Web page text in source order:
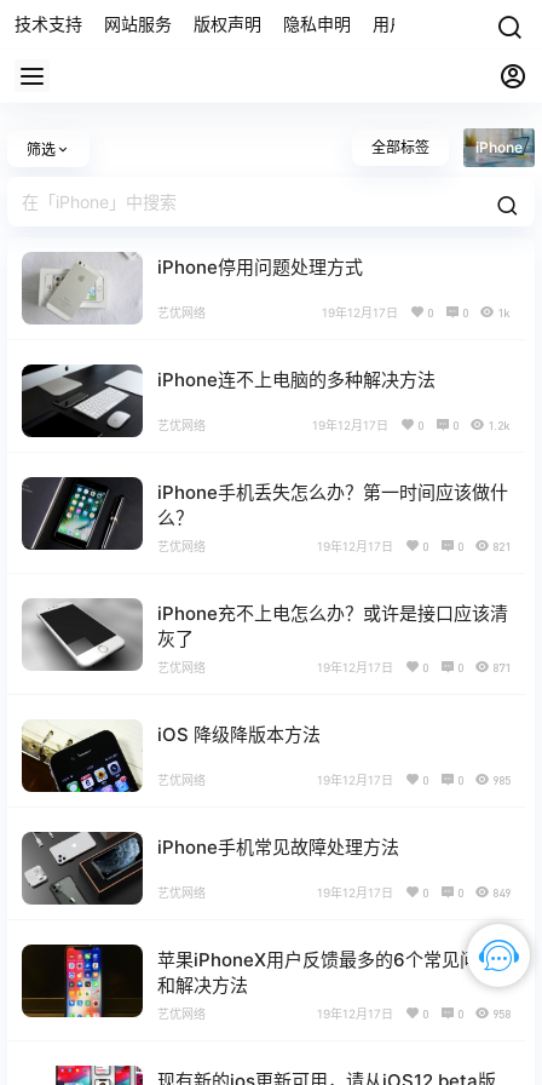
技术支持 网站服务 版权声明 隐私申明 用户协议 联系我们
筛选 全部标签 iPhone
iPhone停用问题处理方式
艺优网络 19年12月17日 0 0 1k
iPhone连不上电脑的多种解决方法
艺优网络 19年12月17日 0 0 1.2k
iPhone手机丢失怎么办？第一时间应该做什
么？
艺优网络 19年12月17日 0 0 821
iPhone充不上电怎么办？或许是接口应该清
灰了
艺优网络 19年12月17日 0 0 871
iOS 降级降版本方法
艺优网络 19年12月17日 0 0 985
iPhone手机常见故障处理方法
艺优网络 19年12月17日 0 0 849
苹果iPhoneX用户反馈最多的6个常见问题
和解决方法
艺优网络 19年12月17日 0 0 958